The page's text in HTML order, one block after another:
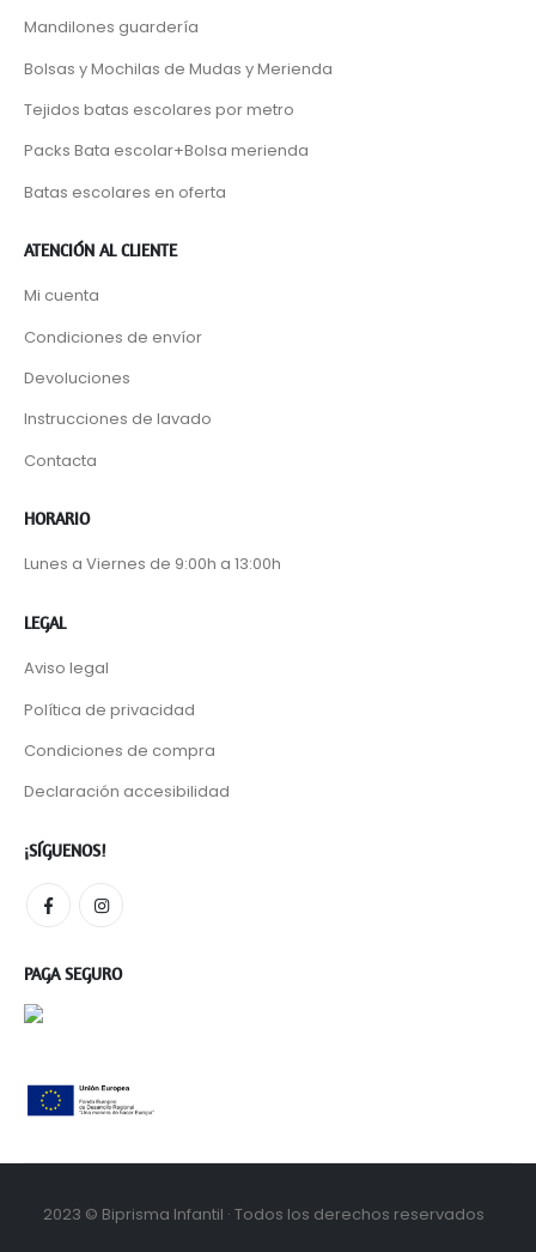
Mandilones guardería
Bolsas y Mochilas de Mudas y Merienda
Tejidos batas escolares por metro
Packs Bata escolar+Bolsa merienda
Batas escolares en oferta
ATENCIÓN AL CLIENTE
Mi cuenta
Condiciones de envíor
Devoluciones
Instrucciones de lavado
Contacta
HORARIO
Lunes a Viernes de 9:00h a 13:00h
LEGAL
Aviso legal
Política de privacidad
Condiciones de compra
Declaración accesibilidad
¡SÍGUENOS!
PAGA SEGURO
2023 © Biprisma Infantil · Todos los derechos reservados